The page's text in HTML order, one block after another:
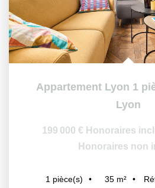
Appartement Lyon 1
Lyon
199 000 € Honoraires
Honoraires non
1 pièce(s) 35 m²